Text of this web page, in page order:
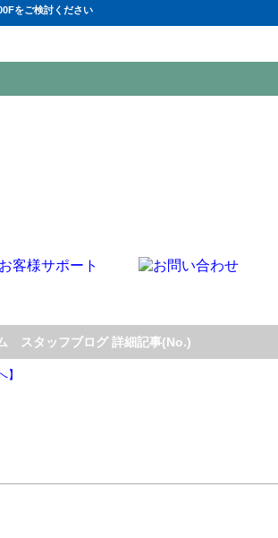
をご検討ください
スタッフブログ 詳細記事(No.)
】